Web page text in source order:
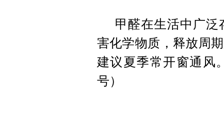
甲醛在生活中广
害化学物质，释放周
建议夏季常开窗通风
号）